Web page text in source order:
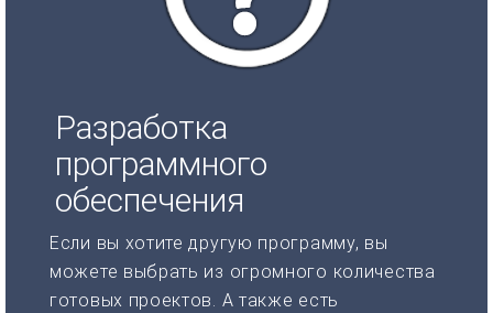
Разработка
программного
обеспечения
Если вы хотите другую программу, вы
можете выбрать из огромного количества
готовых проектов. А также есть